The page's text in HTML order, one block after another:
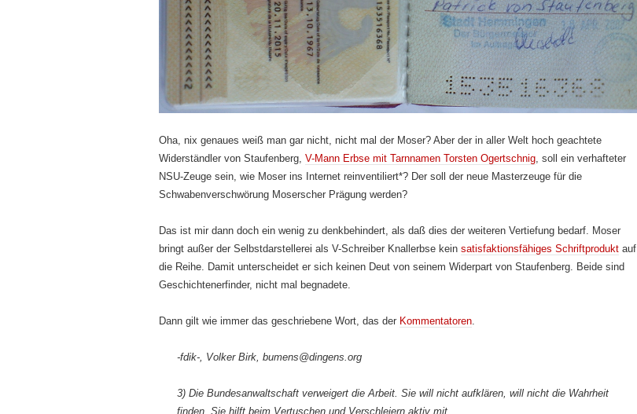
Oha, nix genaues weiß man gar nicht, nicht mal der Moser? Aber der in aller Welt hoch geachtete
Widerständ­ler von Staufenberg, V-Mann Erbse mit Tarnnamen Torsten Ogertschnig, soll ein verhafteter
NSU-Zeuge sein, wie Moser ins Internet reinventiliert*? Der soll der neue Masterzeuge für die
Schwabenverschwörung Moserscher Prägung werden?
Das ist mir dann doch ein wenig zu denkbehindert, als daß dies der weiteren Vertiefung bedarf. Moser
bringt außer der Selbstdarstellerei als V-Schreiber Knallerbse kein satisfaktionsfähiges Schriftprodukt auf
die Reihe. Damit unterscheidet er sich keinen Deut von seinem Widerpart von Staufenberg. Beide sind
Geschichtenerfinder, nicht mal begnadete.
Dann gilt wie immer das geschriebene Wort, das der Kommentatoren.
-fdik-, Volker Birk, bumens@dingens.org
3) Die Bundesanwaltschaft verweigert die Arbeit. Sie will nicht aufklären, will nicht die Wahrheit
finden. Sie hilft beim Vertuschen und Verschleiern aktiv mit.